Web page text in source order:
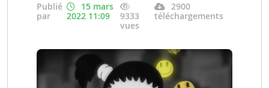
Publié
par
15 mars
2022 11:09
9333
vues
2900
téléchargements